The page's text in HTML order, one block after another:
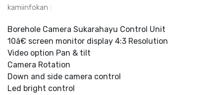
kamiinfokan :
Borehole Camera Sukarahayu Control Unit
10â€ screen monitor display 4:3 Resolution
Video option Pan & tilt
Camera Rotation
Down and side camera control
Led bright control